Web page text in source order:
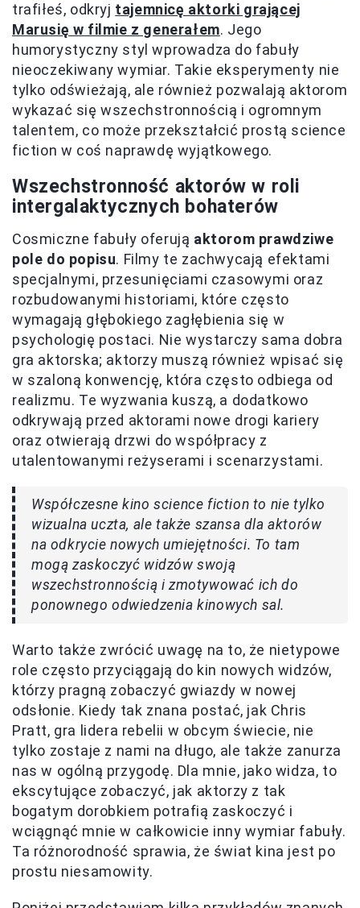
trafiłeś, odkryj tajemnicę aktorki grającej
Marusię w filmie z generałem. Jego
humorystyczny styl wprowadza do fabuły
nieoczekiwany wymiar. Takie eksperymenty nie
tylko odświeżają, ale również pozwalają aktorom
wykazać się wszechstronnością i ogromnym
talentem, co może przekształcić prostą science
fiction w coś naprawdę wyjątkowego.
Wszechstronność aktorów w roli
intergalaktycznych bohaterów
Cosmiczne fabuły oferują aktorom prawdziwe
pole do popisu. Filmy te zachwycają efektami
specjalnymi, przesunięciami czasowymi oraz
rozbudowanymi historiami, które często
wymagają głębokiego zagłębienia się w
psychologię postaci. Nie wystarczy sama dobra
gra aktorska; aktorzy muszą również wpisać się
w szaloną konwencję, która często odbiega od
realizmu. Te wyzwania kuszą, a dodatkowo
odkrywają przed aktorami nowe drogi kariery
oraz otwierają drzwi do współpracy z
utalentowanymi reżyserami i scenarzystami.
Współczesne kino science fiction to nie tylko
wizualna uczta, ale także szansa dla aktorów
na odkrycie nowych umiejętności. To tam
mogą zaskoczyć widzów swoją
wszechstronnością i zmotywować ich do
ponownego odwiedzenia kinowych sal.
Warto także zwrócić uwagę na to, że nietypowe
role często przyciągają do kin nowych widzów,
którzy pragną zobaczyć gwiazdy w nowej
odsłonie. Kiedy tak znana postać, jak Chris
Pratt, gra lidera rebelii w obcym świecie, nie
tylko zostaje z nami na długo, ale także zanurza
nas w ogólną przygodę. Dla mnie, jako widza, to
ekscytujące zobaczyć, jak aktorzy z tak
bogatym dorobkiem potrafią zaskoczyć i
wciągnąć mnie w całkowicie inny wymiar fabuły.
Ta różnorodność sprawia, że świat kina jest po
prostu niesamowity.